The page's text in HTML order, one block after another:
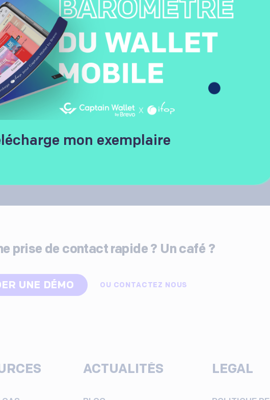
du marketing mobile
prise de contact rapide ? Un café ?
UNE DÉMO OU CONTACTEZ NOUS
ACTUALITÉS LEGAL
mon exemplaire